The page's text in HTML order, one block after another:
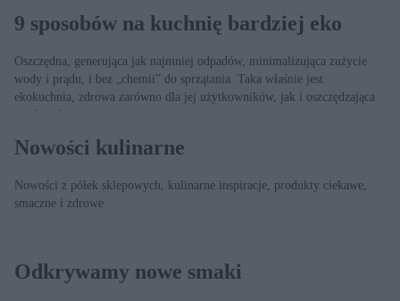
9 sposobów na kuchnię bardziej eko
Oszczędna, generująca jak najmniej odpadów, minimalizująca zużycie
wody i prądu, i bez „chemii” do sprzątania. Taka właśnie jest
ekokuchnia, zdrowa zarówno dla jej użytkowników, jak i oszczędzająca
zasoby planety.
Nowości kulinarne
Nowości z półek sklepowych, kulinarne inspiracje, produkty ciekawe,
smaczne i zdrowe
Odkrywamy nowe smaki